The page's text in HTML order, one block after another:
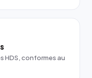
HDS, conformes au